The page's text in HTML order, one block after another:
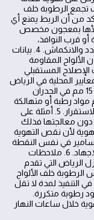
لا تقل عن 48 ساعة لتجنب تجمع الرطوبة خلف
من أن الربط يمنع أي
بمعجون مخصص
قرب النوافذ،
استخدم حواجز مطاطية حول المحاور لتخفيف التمدد والانكماش. 4. بيانات
الألواح المقاومة
المستقبلي
سنوات. تطبق المعايير المحلية في الرياض
عند اختيار سماكة الألواح، غالباً ما تكون 12.5 مم أو 15 مم في الجدران
مواد رطبة أو متهالكة
في خلفية الجدار لأنها ستؤثر سلباً على الالتصاق والاستقرار. 5. أمثلة على
دون معالجتها فذلك
لأن نقص التهوية
في نفس النقطة
عدة مرات واستخدم أنماط ربط متداخلة لتقليل الإجهاد. 6. ملاحظات
الرياض التي تقدم
خلف الألواح
التنفيذ لمدة لا تقل
رطوبة متكررة.
خلال ساعات النهار